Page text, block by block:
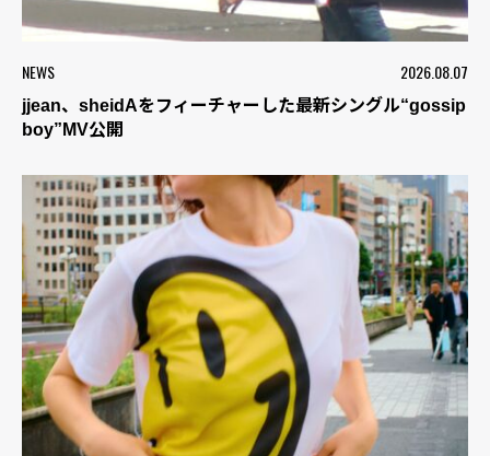
NEWS 2026.08.07
jjean、sheidAをフィーチャーした最新シングル“gossip
boy”MV公開